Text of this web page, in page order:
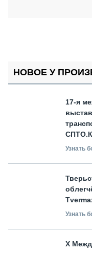
НОВОЕ У
17-я
Узнать
Узнать
X